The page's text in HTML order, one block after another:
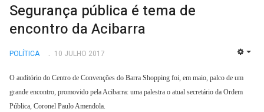
Segurança pública é tema de
encontro da Acibarra
POLÍTICA 10 JULHO 2017
O auditório do Centro de Convenções do Barra Shopping foi, em maio, palco de um
grande encontro, promovido pela Acibarra: uma palestra o atual secretário da Ordem
Pública, Coronel Paulo Amendola.